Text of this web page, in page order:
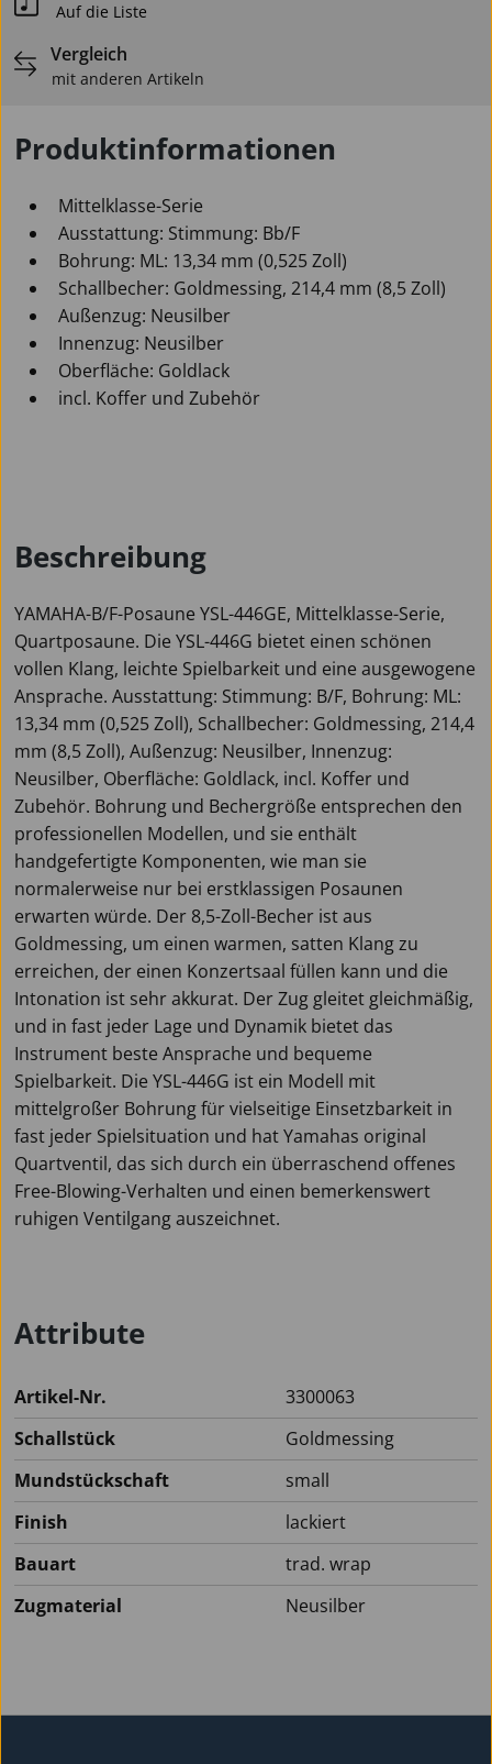
Auf die Liste
Vergleich
mit anderen Artikeln
Produktinformationen
Mittelklasse-Serie
Ausstattung: Stimmung: Bb/F
Bohrung: ML: 13,34 mm (0,525 Zoll)
Schallbecher: Goldmessing, 214,4 mm (8,5 Zoll)
Außenzug: Neusilber
Innenzug: Neusilber
Oberfläche: Goldlack
incl. Koffer und Zubehör
Beschreibung
YAMAHA-B/F-Posaune YSL-446GE, Mittelklasse-Serie,
Quartposaune. Die YSL-446G bietet einen schönen
vollen Klang, leichte Spielbarkeit und eine ausgewogene
Ansprache. Ausstattung: Stimmung: B/F, Bohrung: ML:
13,34 mm (0,525 Zoll), Schallbecher: Goldmessing, 214,4
mm (8,5 Zoll), Außenzug: Neusilber, Innenzug:
Neusilber, Oberfläche: Goldlack, incl. Koffer und
Zubehör. Bohrung und Bechergröße entsprechen den
professionellen Modellen, und sie enthält
handgefertigte Komponenten, wie man sie
normalerweise nur bei erstklassigen Posaunen
erwarten würde. Der 8,5-Zoll-Becher ist aus
Goldmessing, um einen warmen, satten Klang zu
erreichen, der einen Konzertsaal füllen kann und die
Intonation ist sehr akkurat. Der Zug gleitet gleichmäßig,
und in fast jeder Lage und Dynamik bietet das
Instrument beste Ansprache und bequeme
Spielbarkeit. Die YSL-446G ist ein Modell mit
mittelgroßer Bohrung für vielseitige Einsetzbarkeit in
fast jeder Spielsituation und hat Yamahas original
Quartventil, das sich durch ein überraschend offenes
Free-Blowing-Verhalten und einen bemerkenswert
ruhigen Ventilgang auszeichnet.
Attribute
Artikel-Nr.
3300063
Schallstück
Goldmessing
Mundstückschaft
small
Finish
lackiert
Bauart
trad. wrap
Zugmaterial
Neusilber